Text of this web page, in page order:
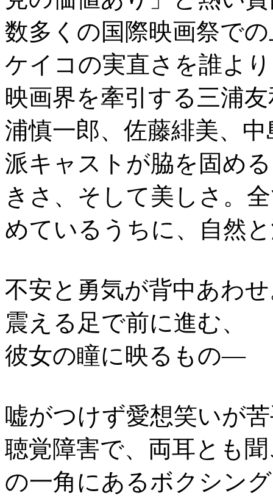
数多くの国際映画祭で
ケイコの実直さを誰よ
映画界を牽引する三浦
浦慎一郎、佐藤緋美、
派キャストが脇を固め
きさ、そして美しさ。
めているうちに、自然
不安と勇気が背中あわ
震える足で前に進む、
彼女の瞳に映るもの―
嘘がつけず愛想笑いが
聴覚障害で、両耳とも
の一角にあるボクシン